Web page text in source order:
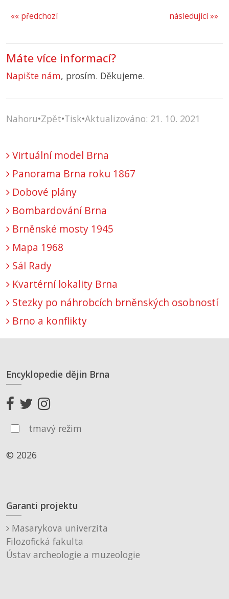
následující »»
«« předchozí
Máte více informací?
Napište nám, prosím. Děkujeme.
Nahoru•Zpět•Tisk•Aktualizováno: 21. 10. 2021
Virtuální model Brna
Panorama Brna roku 1867
Dobové plány
Bombardování Brna
Brněnské mosty 1945
Mapa 1968
Sál Rady
Kvartérní lokality Brna
Stezky po náhrobcích brněnských osobností
Brno a konflikty
Encyklopedie dějin Brna
tmavý režim
© 2026
Garanti projektu
Masarykova univerzita
Filozofická fakulta
Ústav archeologie a muzeologie